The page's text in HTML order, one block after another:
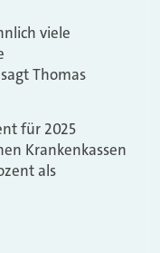
viele
Thomas
für 2025
Krankenkassen
als